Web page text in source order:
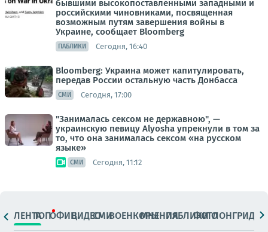
бывшими высокопоставленными западными и
российскими чиновниками, посвященная
возможным путям завершения войны в
Украине, сообщает Bloomberg
ПАБЛИКИ Сегодня, 16:40
Bloomberg: Украина может капитулировать,
передав России остальную часть Донбасса
СМИ Сегодня, 17:00
"Занималась сексом не державною", —
украинскую певицу Alyosha упрекнули в том за
то, что она занималась сексом «на русском
языке»
СМИ Сегодня, 11:12
ЛЕНТАТОПОФИЦ.ВИДЕОСМИВОЕНКОРЫМНЕНИЯПАБЛИКИ
ФОТОЛОНГРИДЫ